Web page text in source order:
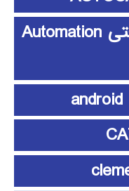
آموزش اتوماسیون صنعتی Automation